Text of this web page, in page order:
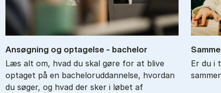
An­søg­ning og op­ta­gel­se - ba­chel­or
Læs alt om, hvad du skal gøre for at blive
optaget på en bacheloruddannelse, hvordan
du søger, og hvad der sker i løbet af
Er du i